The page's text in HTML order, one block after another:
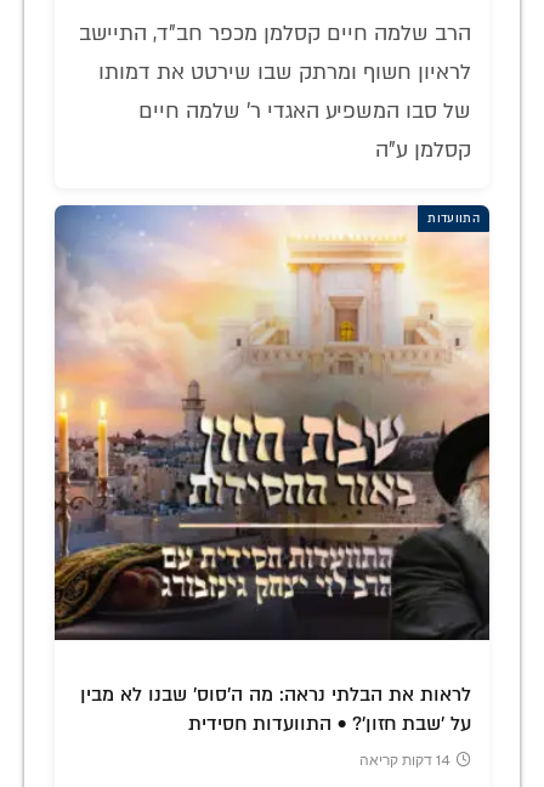
הרב שלמה חיים קסלמן מכפר חב"ד, התיישב
לראיון חשוף ומרתק שבו שירטט את דמותו
של סבו המשפיע האגדי ר' שלמה חיים
קסלמן ע"ה
התוועדות
לראות את הבלתי נראה: מה ה'סוס' שבנו לא מבין
על 'שבת חזון'? • התוועדות חסידית
14 דקות קריאה